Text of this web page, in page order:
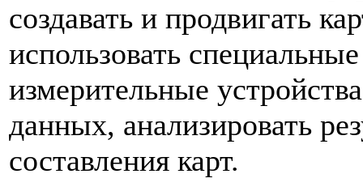
создавать и продвигать
использовать
измерительные
данных, анализировать
составления карт.